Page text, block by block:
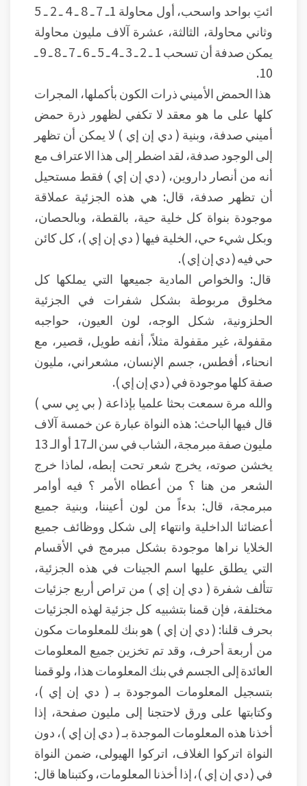
ائتِ بواحد واسحب، أول محاولة 1ـ 7 ـ 8 ـ 4 ـ 2 ـ 5
وثاني محاولة، الثالثة، عشرة آلاف مليون محاولة
يمكن صدفة أن تسحب 1 ـ 2 ـ 3 ـ 4 ـ 5 ـ 6 ـ 7 ـ 8 ـ 9 ـ
10.
هذا الحمض الأميني ذرات الكون بأكملها، المجرات
كلها على ما هو معقد لا تكفي لظهور ذرة حمض
أميني صدفة، وبنية ( دي إن إي ) لا يمكن أن تظهر
إلى الوجود صدفة، لقد اضطر إلى هذا الاعتراف مع
أنه من أنصار داروين، ( دي إن إي ) فقط مستحيل
أن تظهر صدفة، قال: هي هذه الجزئية عملاقة
موجودة بنواة كل خلية حية، بالقطة، وبالحصان،
وبكل شيء حي، الخلية فيها ( دي إن إي )، كل كائن
حي فيه ( دي إن إي ).
قال: والخواص المادية جميعها التي يملكها كل
مخلوق مربوطة بشكل شفرات في الجزئية
الحلزونية، شكل الوجه، لون العيون، حواجبه
مقفولة، غير مقفولة مثلاً، أنفه طويل، قصير، مع
انحناء، أفطس، جسم الإنسان، مشعراني، مليون
صفة كلها موجودة في ( دي إن إي ).
والله مرة سمعت بحثا علميا بإذاعة ( بي بِي سي )
قال فيها الباحث: هذه النواة عبارة عن خمسة آلاف
مليون صفة مبرمجة، الشاب في سن الـ17 أو الـ 13
يخشن صوته، يخرج شعر تحت إبطه، لماذا خرج
الشعر من هنا ؟ من أعطاه الأمر ؟ فيه أوامر
مبرمجة، قال: بدءاً من لون أعيننا، وبنية جميع
أعضائنا الداخلية وانتهاء إلى شكل ووظائف جميع
الخلايا نراها موجودة بشكل مبرمج في الأقسام
التي يطلق عليها اسم الجينات في هذه الجزئية،
تتألف شفرة ( دي إن إي ) من تراص أربع جزئيات
مختلفة، فإن قمنا بتشبيه كل جزئية لهذه الجزئيات
بحرف قلنا: ( دي إن إي ) هو بنك للمعلومات مكون
من أربعة أحرف، وقد تم تخزين جميع المعلومات
العائدة إلى الجسم في بنك المعلومات هذا، ولو قمنا
بتسجيل المعلومات الموجودة بـ ( دي إن إي )،
وكتابتها على ورق لاحتجنا إلى مليون صفحة، إذا
أخذنا هذه المعلومات الموجدة بـ ( دي إن إي )، دون
النواة اتركوا الغلاف، اتركوا الهيولى، ضمن النواة
في ( دي إن إي )، إذا أخذنا المعلومات، وكتبناها قال: